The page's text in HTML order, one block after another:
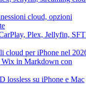
cloud, opzioni
Plex, Jellyfin,
cloud per iPhone nel
Wix in Markdown con
lossless su iPhone e Mac